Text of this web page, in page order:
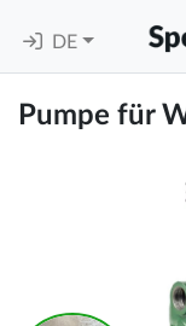
DE
Pumpe für